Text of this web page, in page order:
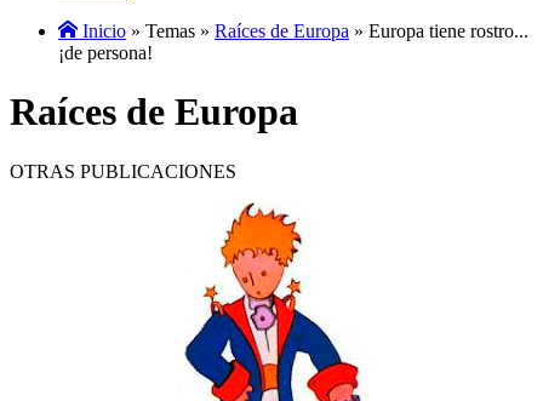
Inicio » Temas » Raíces de Europa » Europa tiene rostro...
¡de persona!
Raíces de Europa
OTRAS PUBLICACIONES